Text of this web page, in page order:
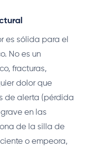
es sólida para el
No es un
fracturas,
dolor que
de alerta (pérdida
en las
de la silla de
o empeora,